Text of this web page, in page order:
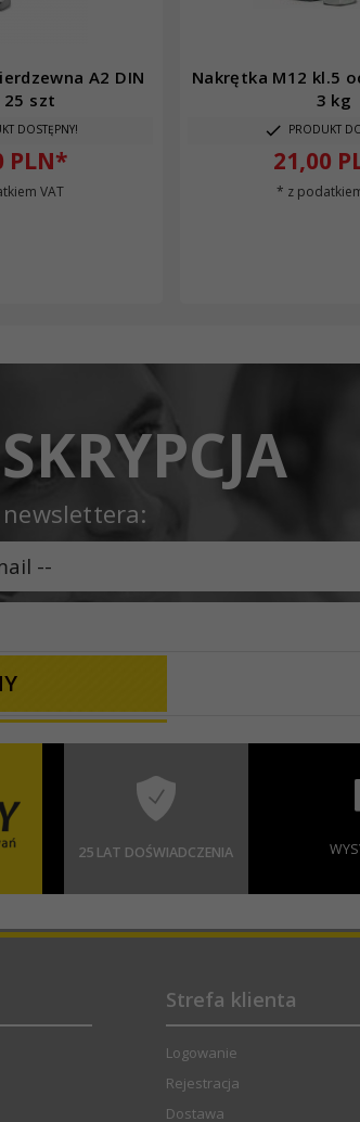
A2 DIN
25 szt
DOSTĘPNY!
PLN*
VAT
Nakrętka M12 kl.5
3 kg
PRODUKT
21,00
* z
25 LAT DOŚWIADCZENIA
Strefa klienta
Logowanie
Rejestracja
Dostawa